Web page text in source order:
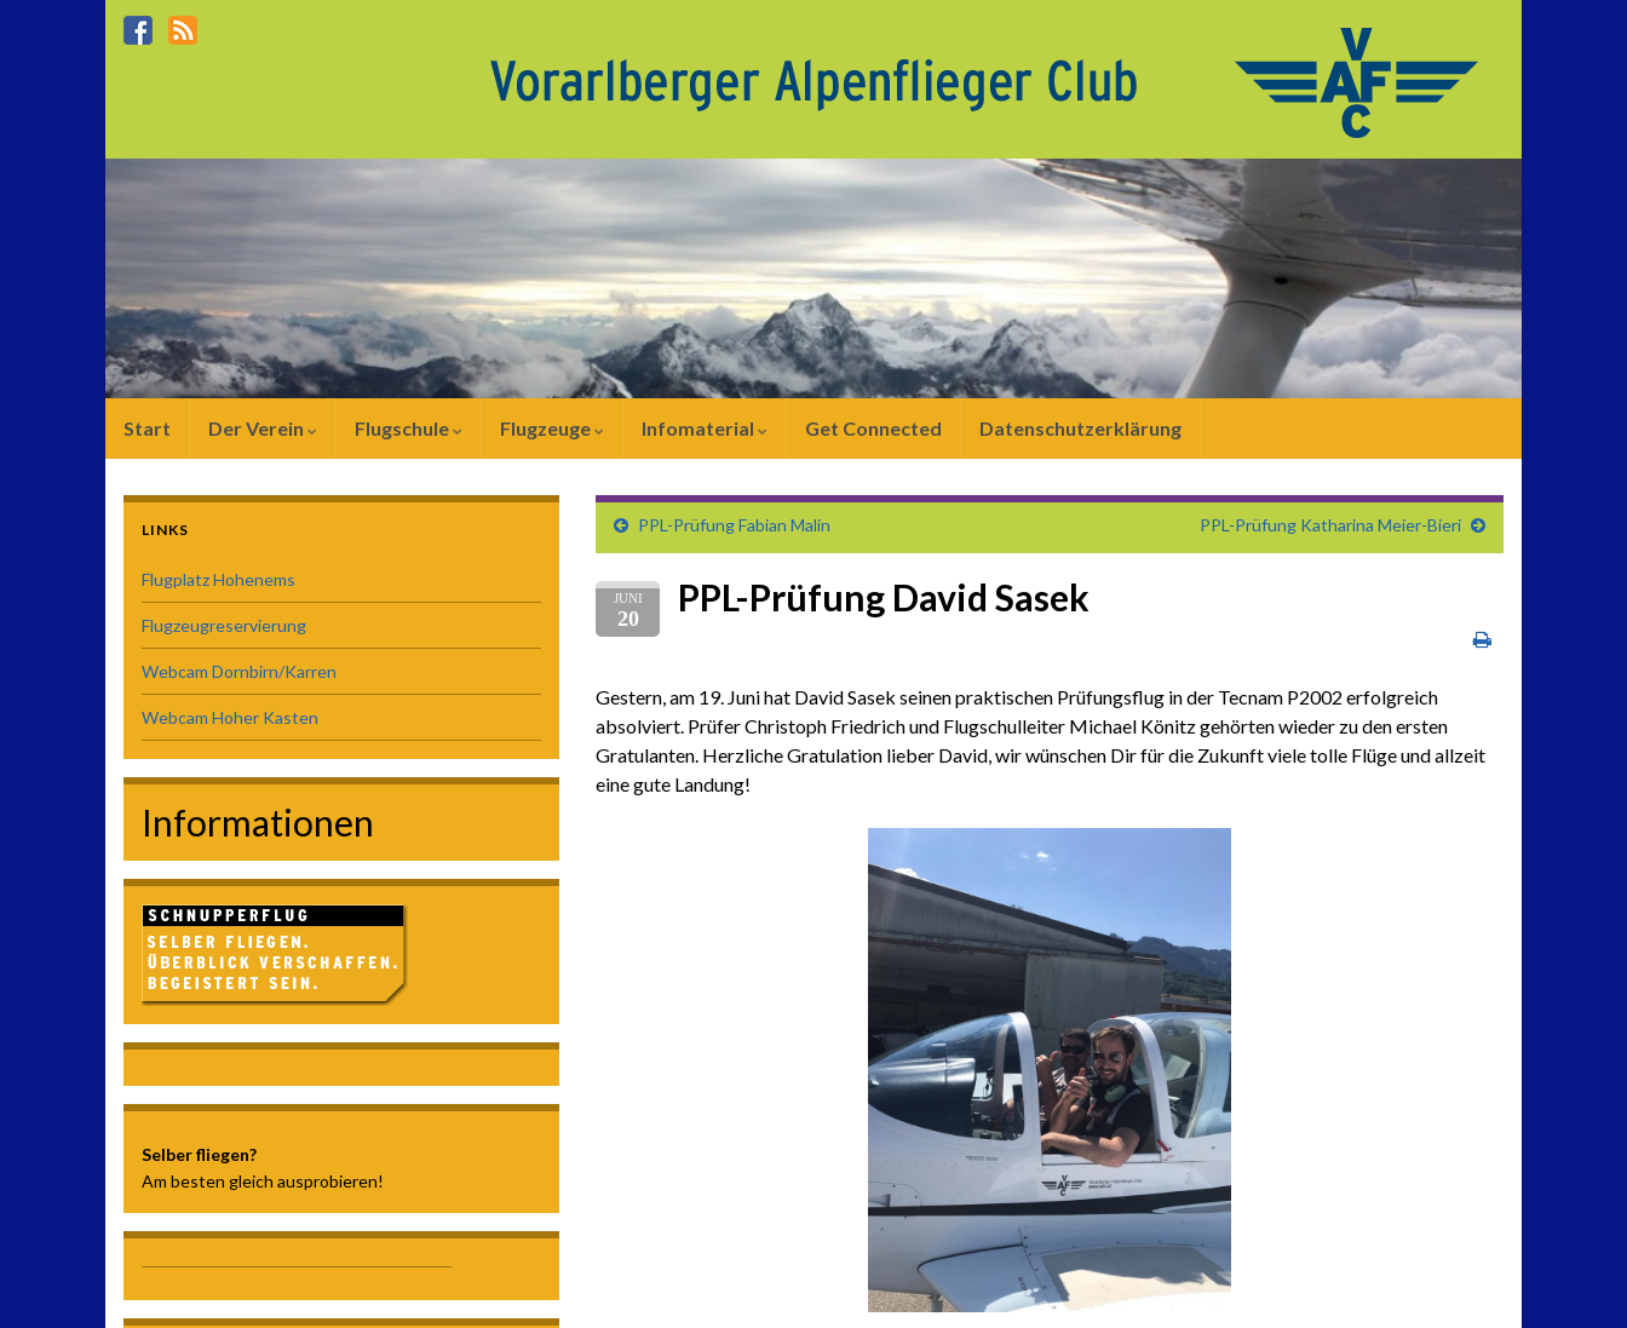
Start Der Verein Flugschule Flugzeuge Infomaterial Get Connected Datenschutzerklärung
PPL-Prüfung Fabian Malin PPL-Prüfung Katharina Meier-Bieri
JUNI
20 PPL-Prüfung David Sasek
Gestern, am 19. Juni hat David Sasek seinen praktischen Prüfungsflug in der Tecnam P2002 erfolgreich
absolviert. Prüfer Christoph Friedrich und Flugschulleiter Michael Könitz gehörten wieder zu den ersten
Gratulanten. Herzliche Gratulation lieber David, wir wünschen Dir für die Zukunft viele tolle Flüge und allzeit
eine gute Landung!
LINKS
Flugplatz Hohenems
Flugzeugreservierung
Webcam Dornbirn/Karren
Webcam Hoher Kasten
Informationen
Selber fliegen?
Am besten gleich ausprobieren!